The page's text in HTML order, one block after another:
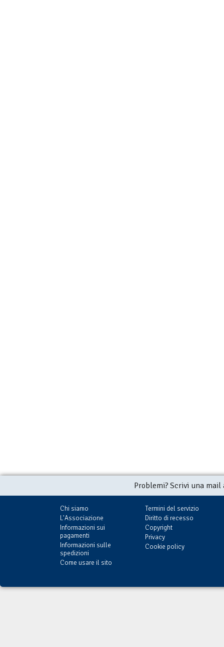
Problemi? Scrivi una
Chi siamo
L'Associazione
Informazioni sui
pagamenti
Informazioni sulle
spedizioni
Come usare il sito
Termini del servizio
Diritto di recesso
Copyright
Privacy
Cookie policy